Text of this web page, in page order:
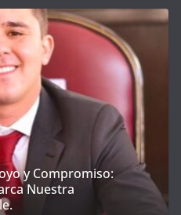
y Compromiso:
Nuestra